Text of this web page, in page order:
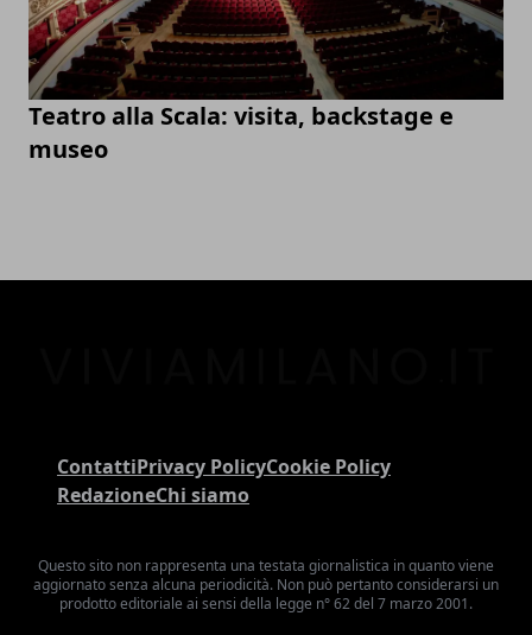
Teatro alla Scala: visita, backstage e
museo
ContattiPrivacy PolicyCookie Policy
RedazioneChi siamo
Questo sito non rappresenta una testata giornalistica in quanto viene
aggiornato senza alcuna periodicità. Non può pertanto considerarsi un
prodotto editoriale ai sensi della legge n° 62 del 7 marzo 2001.